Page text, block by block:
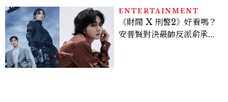
ENTERTAINMENT
《財閥 X 刑警2》好看嗎？
安普賢對決最帥反派俞承